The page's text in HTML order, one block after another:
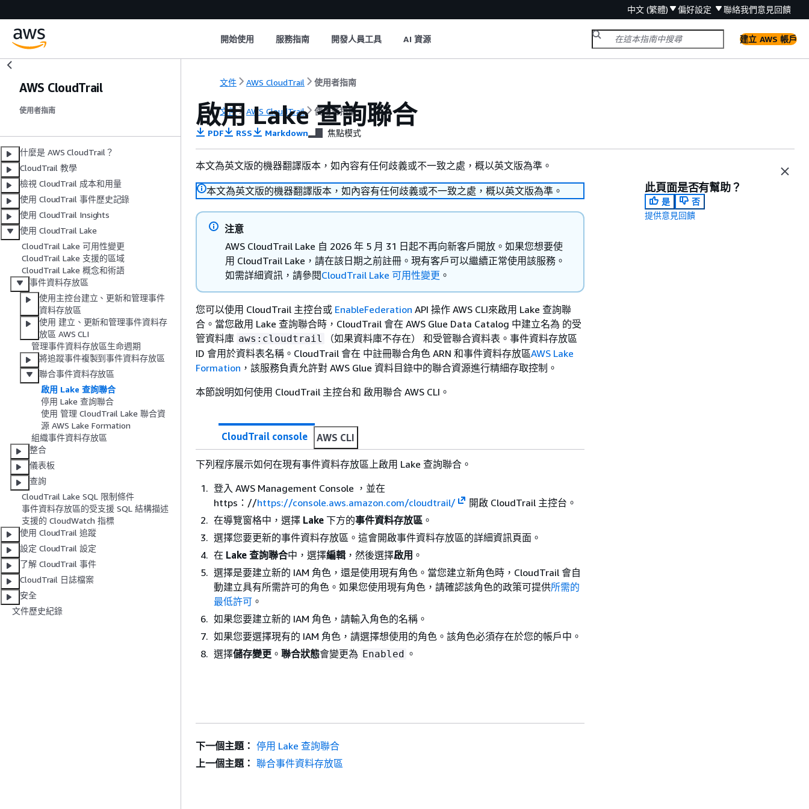
中文 (繁體) 偏好設定 聯絡我們意見回饋
開始使用 服務指南 開發人員工具 AI 資源 建立 AWS 帳戶
AWS CloudTrail
使用者指南
什麼是 AWS CloudTrail？
CloudTrail 教學
檢視 CloudTrail 成本和用量
使用 CloudTrail 事件歷史記錄
使用 CloudTrail Insights
使用 CloudTrail Lake
CloudTrail Lake 可用性變更
CloudTrail Lake 支援的區域
CloudTrail Lake 概念和術語
事件資料存放區
使用主控台建立、更新和管理事件
資料存放區
使用 建立、更新和管理事件資料存
放區 AWS CLI
管理事件資料存放區生命週期
將追蹤事件複製到事件資料存放區
聯合事件資料存放區
啟用 Lake 查詢聯合
停用 Lake 查詢聯合
使用 管理 CloudTrail Lake 聯合資
源 AWS Lake Formation
組織事件資料存放區
整合
儀表板
查詢
CloudTrail Lake SQL 限制條件
事件資料存放區的受支援 SQL 結構描述
支援的 CloudWatch 指標
使用 CloudTrail 追蹤
設定 CloudTrail 設定
了解 CloudTrail 事件
CloudTrail 日誌檔案
安全
文件歷史紀錄
文件 AWS CloudTrail 使用者指南
文件 AWS CloudTrail 使用者指南
啟用 Lake 查詢聯合
PDF RSS Markdown 焦點模式
本文為英文版的機器翻譯版本，如內容有任何歧義或不一致之處，概以英文版為準。
本文為英文版的機器翻譯版本，如內容有任何歧義或不一致之處，概以英文版為準。
注意
AWS CloudTrail Lake 自 2026 年 5 月 31 日起不再向新客戶開放。如果您想要使
用 CloudTrail Lake，請在該日期之前註冊。現有客戶可以繼續正常使用該服務。
如需詳細資訊，請參閱CloudTrail Lake 可用性變更 。
您可以使用 CloudTrail 主控台或 EnableFederation API 操作 AWS CLI來啟用 Lake 查詢聯
合。當您啟用 Lake 查詢聯合時，CloudTrail 會在 AWS Glue Data Catalog 中建立名為 的受
管資料庫 aws:cloudtrail
（如果資料庫不存在） 和受管聯合資料表。事件資料存放區
ID 會用於資料表名稱。CloudTrail 會在 中註冊聯合角色 ARN 和事件資料存放區AWS Lake
Formation ，該服務負責允許對 AWS Glue 資料目錄中的聯合資源進行精細存取控制。
本節說明如何使用 CloudTrail 主控台和 啟用聯合 AWS CLI。
CloudTrail console AWS CLI
下列程序展示如何在現有事件資料存放區上啟用 Lake 查詢聯合。
登入 AWS Management Console ，並在
https：//https://console.aws.amazon.com/cloudtrail/
開啟 CloudTrail 主控台。
在導覽窗格中，選擇 Lake 下方的事件資料存放區 。
選擇您要更新的事件資料存放區。這會開啟事件資料存放區的詳細資訊頁面。
在 Lake 查詢聯合中，選擇編輯 ，然後選擇啟用 。
選擇是要建立新的 IAM 角色，還是使用現有角色。當您建立新角色時，CloudTrail 會自
動建立具有所需許可的角色。如果您使用現有角色，請確認該角色的政策可提供所需的
最低許可 。
如果您要建立新的 IAM 角色，請輸入角色的名稱。
如果您要選擇現有的 IAM 角色，請選擇想使用的角色。該角色必須存在於您的帳戶中。
選擇儲存變更 。 聯合狀態會變更為 Enabled 。
此頁面是否有幫助？
是
否
提供意見回饋
下一個主題： 停用 Lake 查詢聯合
上一個主題： 聯合事件資料存放區